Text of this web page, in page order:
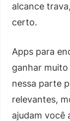
alcance
certo.
Apps para
ganhar
nessa parte
relevantes,
ajudam você